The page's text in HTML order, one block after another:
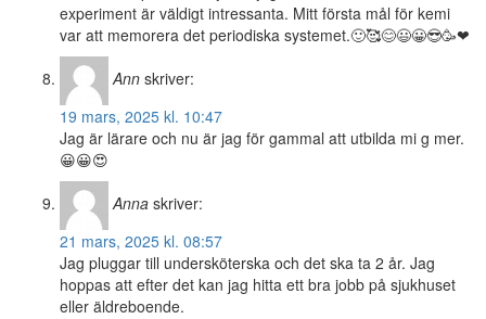
experiment är väldigt intressanta. Mitt första mål för kemi
var att memorera det periodiska systemet.🙂🥰😊😃😀😎🥳❤
Ann skriver:
19 mars, 2025 kl. 10:47
Jag är lärare och nu är jag för gammal att utbilda mi g mer.
😀😀😍
Anna skriver:
21 mars, 2025 kl. 08:57
Jag pluggar till undersköterska och det ska ta 2 år. Jag
hoppas att efter det kan jag hitta ett bra jobb på sjukhuset
eller äldreboende.